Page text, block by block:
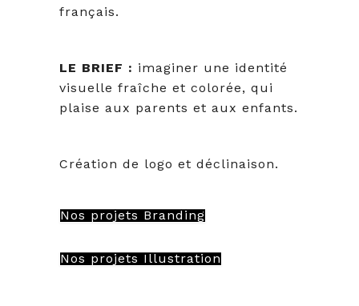
français.
LE BRIEF : imaginer une identité
visuelle fraîche et colorée, qui
plaise aux parents et aux enfants.
Création de logo et déclinaison.
Nos projets Branding
Nos projets Illustration